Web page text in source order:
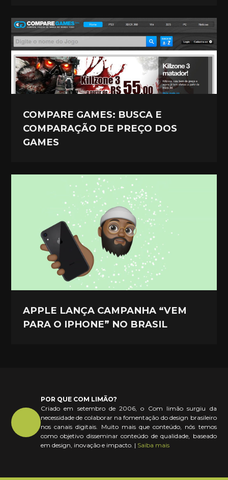
COMPARE GAMES: BUSCA E
COMPARAÇÃO DE PREÇO DOS
GAMES
APPLE LANÇA CAMPANHA “VEM
PARA O IPHONE” NO BRASIL
POR QUE COM LIMÃO?
Criado em setembro de 2006, o Com limão surgiu da
necessidade de colaborar na fomentação do design brasileiro
nos canais digitais. Muito mais que conteúdo, nós temos
como objetivo disseminar conteúdo de qualidade, baseado
em design, inovação e impacto. | Saiba mais